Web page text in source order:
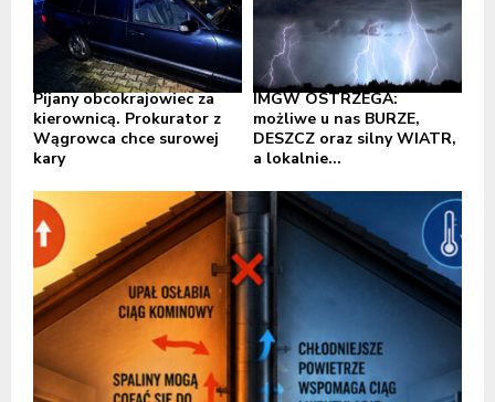
Pijany obcokrajowiec za
kierownicą. Prokurator z
Wągrowca chce surowej
kary
IMGW OSTRZEGA:
możliwe u nas BURZE,
DESZCZ oraz silny WIATR,
a lokalnie...